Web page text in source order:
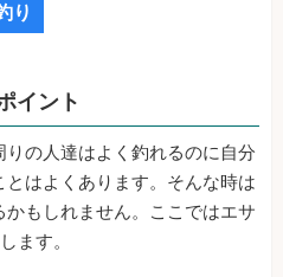
り
イント
の人達はよく釣れるのに自分
はよくあります。そんな時は
もしれません。ここではエサ
ます。